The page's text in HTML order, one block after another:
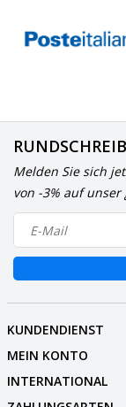
Melden Sie sich
von -3% auf
KUNDENDIENST
MEIN KONTO
INTERNATIONAL